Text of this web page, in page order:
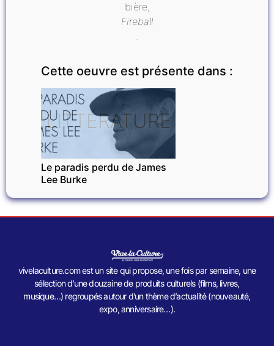
bière,
Fireball
.
Cette oeuvre est présente dans :
LITTÉRATURE
Le paradis perdu de James
Lee Burke
vivelaculture.com est un site qui propose, une fois par semaine, une
sélection d’une douzaine de produits culturels (films, livres,
musique…) regroupés autour d’un thème d’actualité (nouveauté,
expo, anniversaire…).